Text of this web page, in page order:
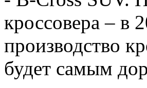
кроссовера – в
производство
будет самым